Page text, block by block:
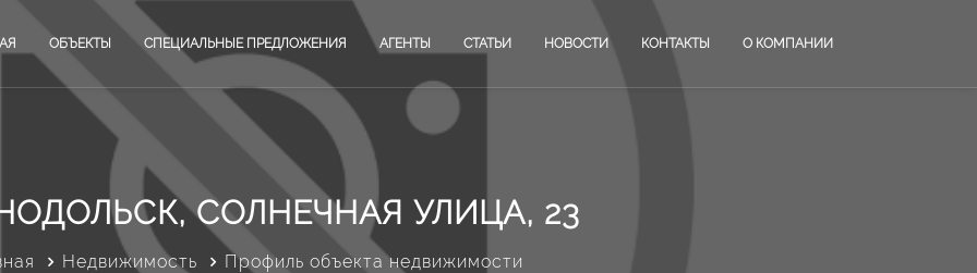
ОБЪЕКТЫ СПЕЦИАЛЬНЫЕ ПРЕДЛОЖЕНИЯ АГЕНТЫ СТАТЬИ НОВОСТИ КОНТАКТЫ О КОМПАНИИ
СОЛНЕЧНАЯ УЛИЦА, 23
Недвижимость Профиль объекта недвижимости